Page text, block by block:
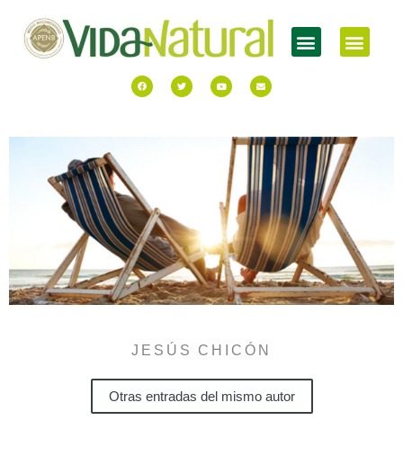
JESÚS CHICÓN
Otras entradas del mismo autor